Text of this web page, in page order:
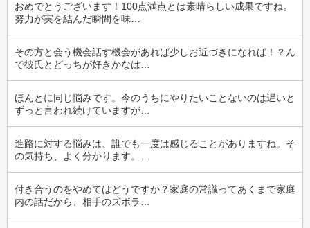
おめでとうございます！100点満点とは素晴らしい成果ですね。
努力が実を結んだ瞬間を味…
その方と会う機会話す機会があれば少しお近づきになれば！？ん
で彼氏とどっちが好きかなは…
ほんとに同じ悩みです。今のうちにやりたいことないのは遅いと
ずっと言われ続けていますが…
進路に対する悩みは、誰でも一度は感じることがありますね。そ
の気持ち、よく分かります。…
付き合うのをやめてはどうですか？家庭の常識ってあくまで家庭
内の話だから、相手のズボラ…